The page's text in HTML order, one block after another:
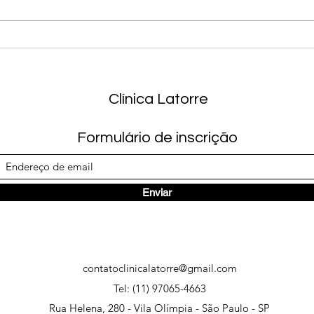
Clínica Latorre
Formulário de inscrição
Enviar
contatoclinicalatorre@gmail.com
Tel: (11) 97065-4663
Rua Helena, 280 - Vila Olímpia - São Paulo - SP